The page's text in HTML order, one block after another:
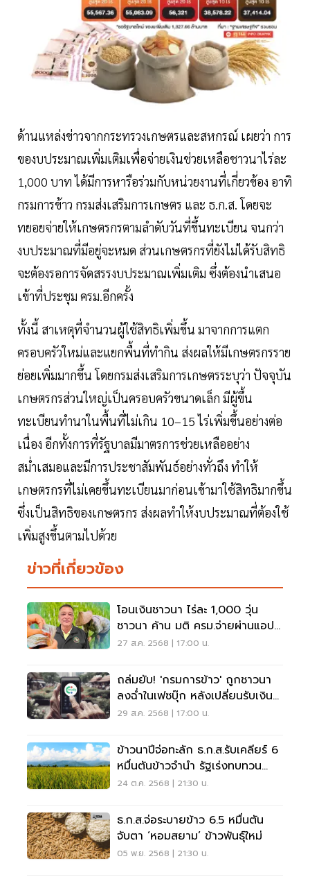
ด้านแหล่งข่าวจากกระทรวงเกษตรและสหกรณ์ เผยว่า การ
ของบประมาณเพิ่มเติมเพื่อจ่ายเงินช่วยเหลือชาวนาไร่ละ
1,000 บาท ได้มีการหารือร่วมกับหน่วยงานที่เกี่ยวข้อง อาทิ
กรมการข้าว กรมส่งเสริมการเกษตร และ ธ.ก.ส. โดยจะ
ทยอยจ่ายให้เกษตรกรตามลำดับวันที่ขึ้นทะเบียน จนกว่า
งบประมาณที่มีอยู่จะหมด ส่วนเกษตรกรที่ยังไม่ได้รับสิทธิ
จะต้องรอการจัดสรรงบประมาณเพิ่มเติม ซึ่งต้องนำเสนอ
เข้าที่ประชุม ครม.อีกครั้ง
ทั้งนี้ สาเหตุที่จำนวนผู้ใช้สิทธิเพิ่มขึ้น มาจากการแตก
ครอบครัวใหม่และแยกพื้นที่ทำกิน ส่งผลให้มีเกษตรกรราย
ย่อยเพิ่มมากขึ้น โดยกรมส่งเสริมการเกษตรระบุว่า ปัจจุบัน
เกษตรกรส่วนใหญ่เป็นครอบครัวขนาดเล็ก มีผู้ขึ้น
ทะเบียนทำนาในพื้นที่ไม่เกิน 10–15 ไร่เพิ่มขึ้นอย่างต่อ
เนื่อง อีกทั้งการที่รัฐบาลมีมาตรการช่วยเหลืออย่าง
สม่ำเสมอและมีการประชาสัมพันธ์อย่างทั่วถึง ทำให้
เกษตรกรที่ไม่เคยขึ้นทะเบียนมาก่อนเข้ามาใช้สิทธิมากขึ้น
ซึ่งเป็นสิทธิของเกษตรกร ส่งผลทำให้งบประมาณที่ต้องใช้
เพิ่มสูงขึ้นตามไปด้วย
ข่าวที่เกี่ยวข้อง
โอนเงินชาวนา ไร่ละ 1,000 วุ่น
ชาวนา ค้าน มติ ครม.จ่ายผ่านแอป
ทางรัฐ
27 ส.ค. 2568 | 17:00 น.
ถล่มยับ! 'กรมการข้าว' ถูกชาวนา
ลงฉ่ำในเฟซบุ๊ก หลังเปลี่ยนรับเงิน
‘ทางรัฐ’
29 ส.ค. 2568 | 17:00 น.
ข้าวนาปีจ่อทะลัก ธ.ก.ส.รับเคลียร์ 6
หมื่นตันข้าวจำนำ รัฐเร่งทบทวน
ราคาก่อนเจ๊งยกแผง
24 ต.ค. 2568 | 21:30 น.
ธ.ก.ส.จ่อระบายข้าว 6.5 หมื่นตัน
จับตา ‘หอมสยาม’ ข้าวพันธุ์ใหม่
05 พ.ย. 2568 | 21:30 น.